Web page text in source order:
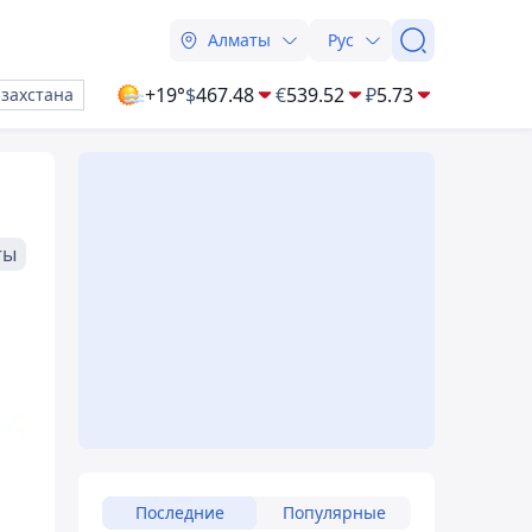
Алматы Рус
+19°$467.48 €539.52 ₽5.73
Последние Популярные